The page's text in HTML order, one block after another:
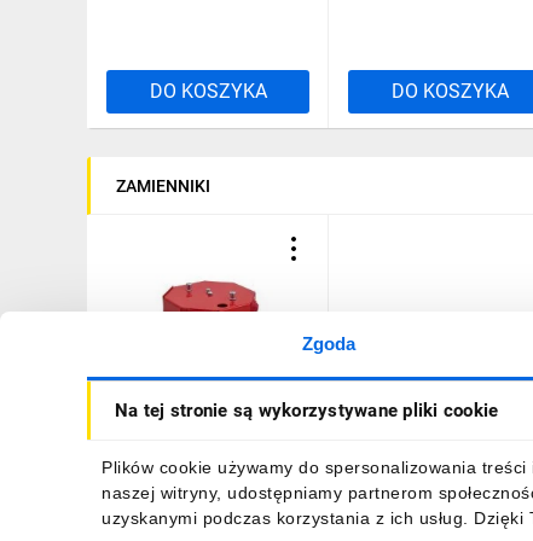
Zgoda
Na tej stronie są wykorzystywane pliki cookie
Plików cookie używamy do spersonalizowania
naszej witryny, udostępniamy partnerom
uzyskanymi podczas korzystania z ich usług.
DO KOSZYKA DO KOSZYKA
ZAMIENNIKI
Puszka przeciwpożarowa
PIP-1AN rozgałęźna
84621616
147,54 zł brutto